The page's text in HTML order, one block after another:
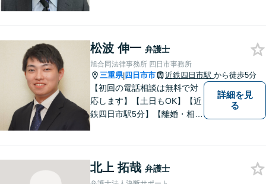
して、一緒に解決方法を考え
る手助けをさせていただけれ
ばと思いますので、お気軽に
ご相談ください。
松波 伸一 弁護士
旭合同法律事務所 四日市事務所
三重県| 四日市市 近鉄四日市駅 から徒歩5分
【初回の電話相談は無料で対
応します】【土日もOK】【近
鉄四日市駅5分】【離婚・相続
刑事事件全般】双方ともに納
得する解決を目指します【交
詳細を見
る
北上 拓哉 弁護士